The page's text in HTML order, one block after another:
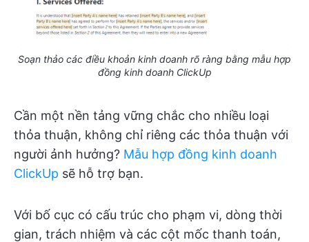
Soạn thảo các điều khoản kinh doanh rõ ràng bằng mẫu hợp
đồng kinh doanh ClickUp
Cần một nền tảng vững chắc cho nhiều loại
thỏa thuận, không chỉ riêng các thỏa thuận với
người ảnh hưởng? Mẫu hợp đồng kinh doanh
ClickUp sẽ hỗ trợ bạn.
Với bố cục có cấu trúc cho phạm vi, dòng thời
gian, trách nhiệm và các cột mốc thanh toán,